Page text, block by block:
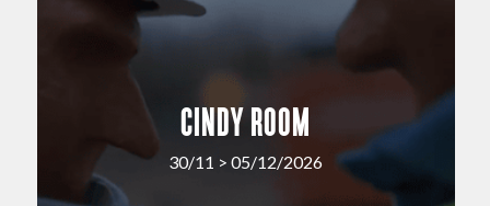
CINDY ROOM
30/11 > 05/12/2026